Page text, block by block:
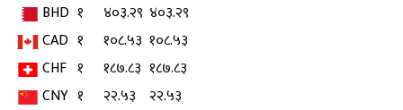
BHD १ ४०३.२९ ४०३.२९
CAD १ १०८.५३ १०८.५३
CHF १ १८७.८३ १८७.८३
CNY १ २२.५३
२२.५३